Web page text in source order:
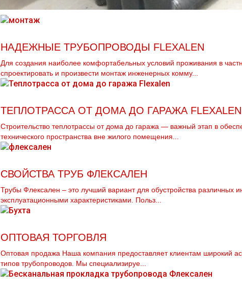
НАДЕЖНЫЕ ТРУБОПРОВОДЫ FLEXALEN
Для создания наиболее комфортабельных условий проживания в
спроектировать и произвести мoнтaж инженерных комму...
ТЕПЛОТРАССА ОТ ДОМА ДО ГАРАЖА FLEXALEN
Строительство теплотрассы от дома до гаража — важный этап в
технического пространства вне жилого помещения...
СВОЙСТВА ТРУБ ФЛЕКСАЛЕН
Трубы Флексален – это лучший вариант для обустройства
эксплуатационными характеристиками. Польз...
ОПТОВАЯ ТОРГОВЛЯ
Оптовая продажа Наша компания предоставляет клиентам широкий
типов тpубопроводов. Мы специализируе...